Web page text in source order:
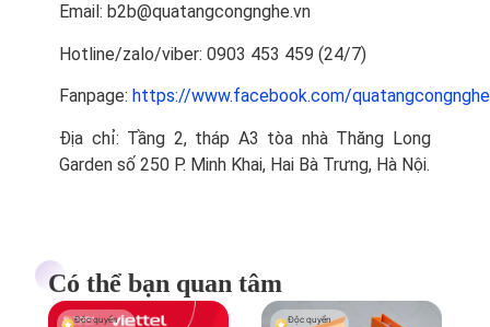
Email: b2b@quatangcongnghe.vn
Hotline/zalo/viber: 0903 453 459 (24/7)
Fanpage: https://www.facebook.com/
Địa chỉ: Tầng 2, tháp A3 tòa nhà Thăng Long
Garden số 250 P. Minh Khai, Hai Bà Trưng, Hà Nội.
Có thể bạn quan tâm
Độc quyền Độc quyền